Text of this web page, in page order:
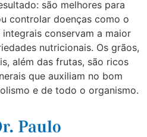
são melhores para
controlar doenças como o
conservam a maior
nutricionais. Os grãos,
além das frutas, são ricos
que auxiliam no bom
e de todo o organismo.